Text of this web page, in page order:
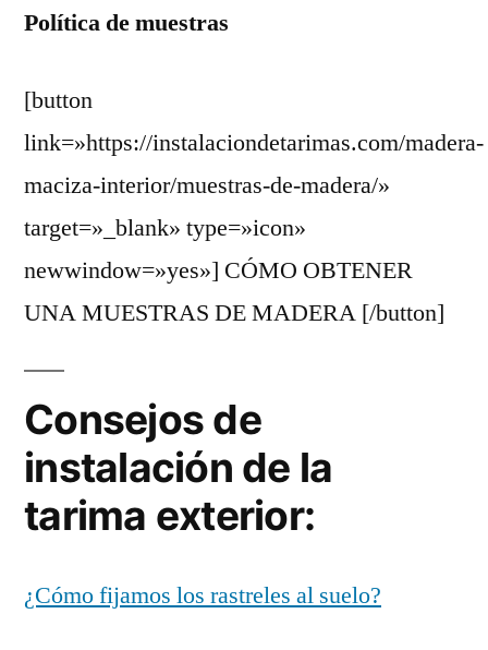
Política de muestras
[button
link=»https://instalaciondetarimas.com/madera-
maciza-interior/muestras-de-madera/»
target=»_blank» type=»icon»
newwindow=»yes»] CÓMO OBTENER
UNA MUESTRAS DE MADERA [/button]
Consejos de
instalación de la
tarima exterior:
¿Cómo fijamos los rastreles al suelo?